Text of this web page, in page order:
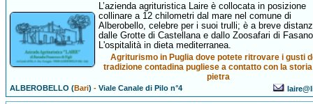
L’azienda agrituristica Laire è collocata in posizione
collinare a 12 chilometri dal mare nel comune di
Alberobello, celebre per i suoi trulli; è a breve
dalle Grotte di Castellana e dallo Zoosafari di
L'ospitalità in dieta mediterranea.
Agriturismo in Puglia dove potete ritrovare i gusti
tradizione contadina pugliese a contatto con la
pietra
ALBEROBELLO (Bari) -Viale Canale di Pilo n°4